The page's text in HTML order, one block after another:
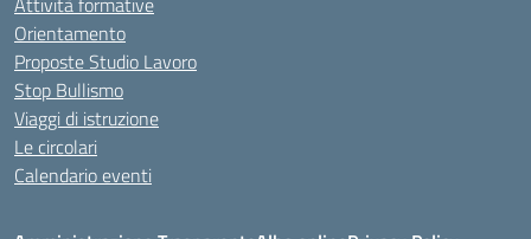
Orientamento
Proposte Studio Lavoro
Stop Bullismo
Viaggi di istruzione
Le circolari
Calendario eventi